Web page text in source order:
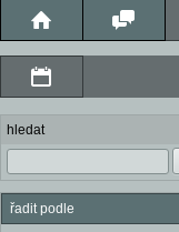
hledat
řadit podle